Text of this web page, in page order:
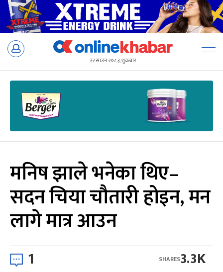
Skip
२२ साउन २०८३, शुक्रबार
मनिष झाले भनेका थिए–
सदन चिया चौतारी होइन, मन
लागे मात्र आउन
1 3.3K
SHARES